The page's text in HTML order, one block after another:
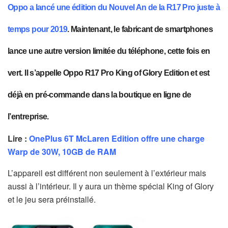
Oppo a lancé une édition du Nouvel An de la R17 Pro juste à
temps pour 2019. Maintenant, le fabricant de smartphones
lance une autre version limitée du téléphone, cette fois en
vert. Il s’appelle Oppo R17 Pro King of Glory Edition et est
déjà en pré-commande dans la boutique en ligne de
l’entreprise.
Lire : OnePlus 6T McLaren Edition offre une charge
Warp de 30W, 10GB de RAM
L’appareil est différent non seulement à l’extérieur mais
aussi à l’intérieur. Il y aura un thème spécial King of Glory
et le jeu sera préinstallé.